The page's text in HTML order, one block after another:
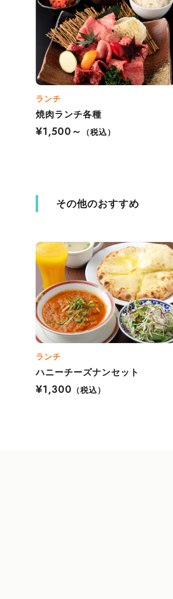
ランチ
焼肉ランチ各種
¥1,500～
（税込）
その他のおすすめ
ランチ
ハニーチーズナンセット
¥1,300
（税込）